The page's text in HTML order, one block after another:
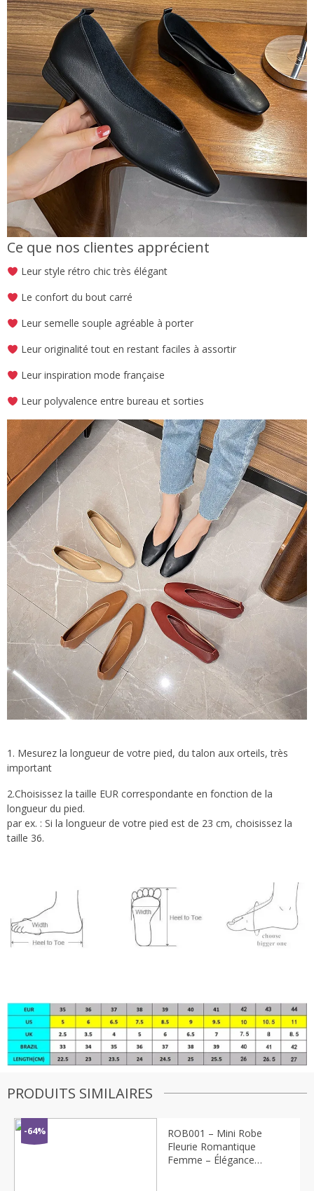
Ce que nos clientes apprécient
Leur style rétro chic très élégant
Le confort du bout carré
Leur semelle souple agréable à porter
Leur originalité tout en restant faciles à assortir
Leur inspiration mode française
Leur polyvalence entre bureau et sorties
1. Mesurez la longueur de votre pied, du talon aux orteils, très
important
2.Choisissez la taille EUR correspondante en fonction de la
longueur du pied.
par ex. : Si la longueur de votre pied est de 23 cm, choisissez la
taille 36.
PRODUITS SIMILAIRES
-64%
ROB001 – Mini Robe
Fleurie Romantique
Femme – Élégance